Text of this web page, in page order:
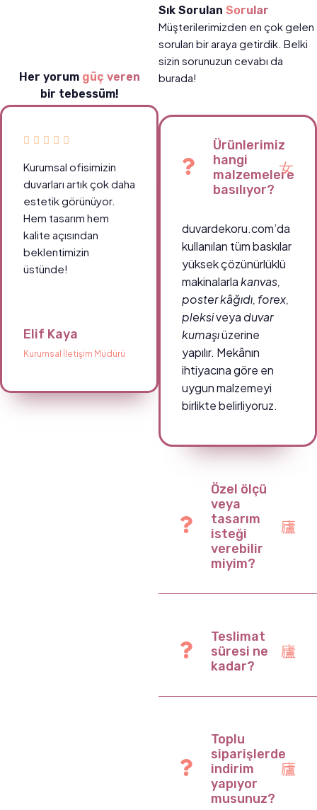
Her yorum güç veren
bir tebessüm!
Kurumsal ofisimizin
duvarları artık çok daha
estetik görünüyor.
Hem tasarım hem
kalite açısından
beklentimizin
üstünde!
Elif Kaya
Kurumsal İletişim Müdürü
Sık Sorulan Sorular
Müşterilerimizden en çok gelen
soruları bir araya getirdik. Belki
sizin sorunuzun cevabı da
burada!
Ürünlerimiz
hangi
malzemelere
basılıyor?
duvardekoru.com’da
kullanılan tüm baskılar
yüksek çözünürlüklü
makinalarlakanvas,
poster kâğıdı, forex,
pleksiveya duvar
kumaşıüzerine
yapılır. Mekânın
ihtiyacına göre en
uygun malzemeyi
birlikte belirliyoruz.
Özel ölçü
veya
tasarım
isteği
verebilir
miyim?
Teslimat
süresi ne
kadar?
Toplu
siparişlerde
indirim
yapıyor
musunuz?